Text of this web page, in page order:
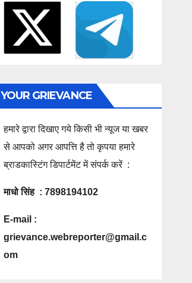
YOUR GRIEVANCE
हमारे द्वारा दिखाए गये किसी भी न्यूज या खबर
से आपको अगर आपत्ति है तो कृपया हमारे
ब्राडकास्टिंग डिपार्टमेंट में संपर्क करें :
माधो सिंह : 7898194102
E-mail :
grievance.webreporter@gmail.c
om